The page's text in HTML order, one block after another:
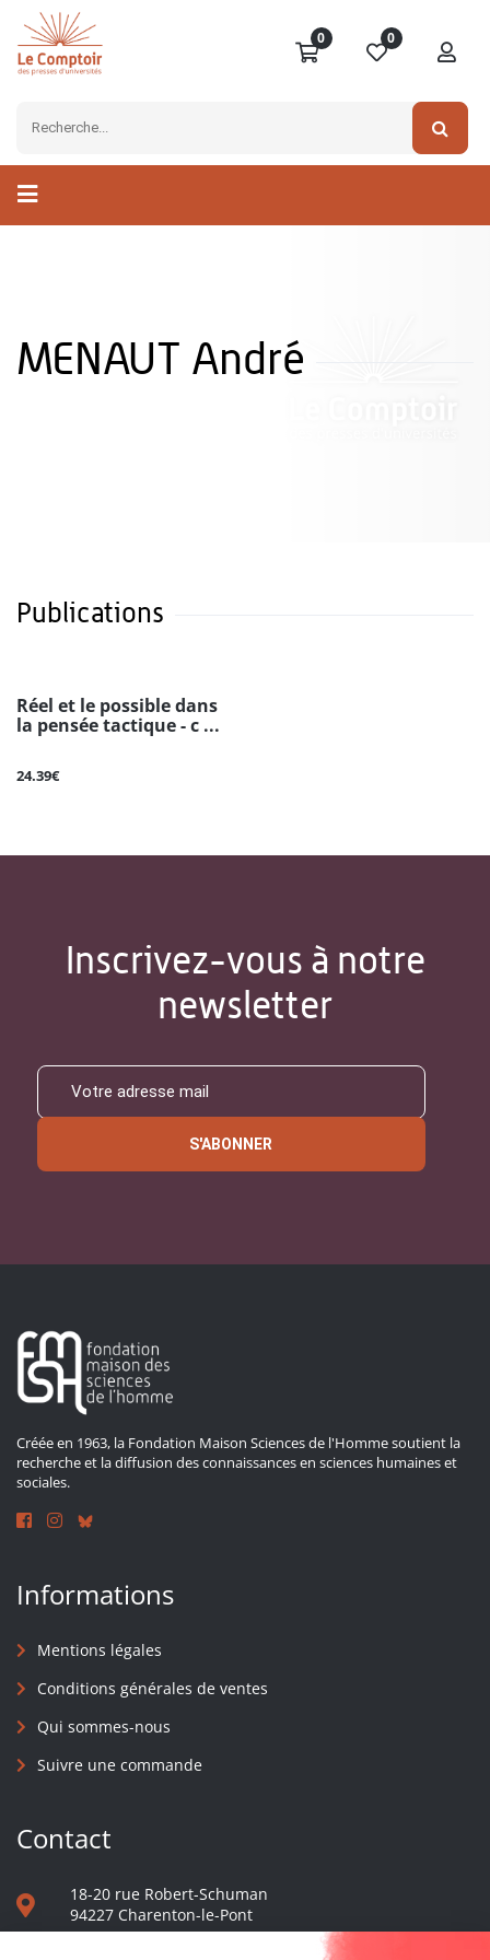
0 0
MENAUT André
Publications
Réel et le possible dans
la pensée tactique - c ...
24.39€
Inscrivez-vous à notre
newsletter
S'ABONNER
Créée en 1963, la Fondation Maison Sciences de l'Homme soutient la
recherche et la diffusion des connaissances en sciences humaines et
sociales.
Informations
Mentions légales
Conditions générales de ventes
Qui sommes-nous
Suivre une commande
Contact
18-20 rue Robert-Schuman
94227 Charenton-le-Pont